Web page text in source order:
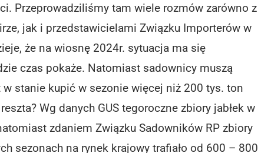
Przeprowadziliśmy tam wiele rozmów zarówno z
jak i przedstawicielami Związku Importerów w
że na wiosnę 2024r. sytuacja ma się
czas pokaże. Natomiast sadownicy muszą
stanie kupić w sezonie więcej niż 200 tys. ton
Wg danych GUS tegoroczne zbiory jabłek w
zdaniem Związku Sadowników RP zbiory
sezonach na rynek krajowy trafiało od 600 – 800